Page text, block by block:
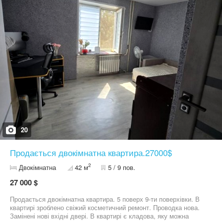
20
Продається двокімнатна квартира.27000$
Двокімнатна 42 м2 5 / 9 пов.
27 000 $
Продається двокімнатна квартира. 5 поверх 9-ти поверхівки. В
квартирі зроблено свіжий косметичний ремонт. Проводка нова.
Замінені нові вхідні двері. В квартирі є кладова, яку можна